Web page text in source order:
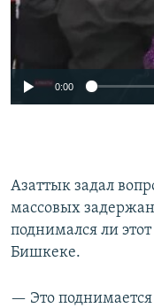
0:00
Азаттык задал
массовых
поднимался ли
Бишкеке.
— Это